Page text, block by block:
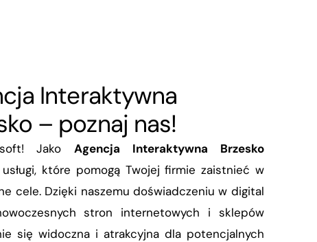
Backup
Interaktywna
– poznaj nas!
JakoAgencja Interaktywna Brzesko
które pomogą Twojej firmie zaistnieć w
cele. Dzięki naszemu doświadczeniu w digital
stron internetowych i sklepów
się widoczna i atrakcyjna dla potencjalnych